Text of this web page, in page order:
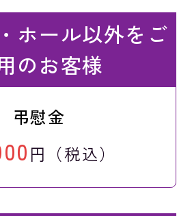
ホール以外をご
のお客様
弔慰金
円（税込）